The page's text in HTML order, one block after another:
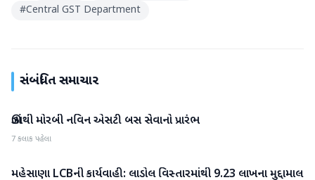
#Central GST Department
સંબંધિત સમાચાર
મહેસાણા
ઊંઝાથી મોરબી નવિન એસટી બસ સેવાનો પ્રારંભ
7 કલાક પહેલા
મહેસાણા
મહેસાણા LCBની કાર્યવાહી: લાડોલ વિસ્તારમાંથી 9.23 લાખના મુદ્દામાલ